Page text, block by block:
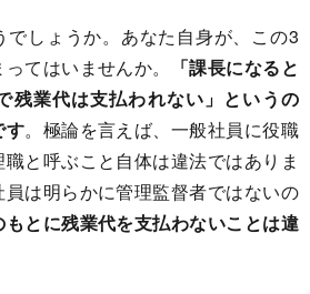
しょうか。あなた自身が、この3
てはいませんか。
「課長になると
残業代は支払われない」というの
す。極論を言えば、一般社員に役職
と呼ぶこと自体は違法ではありま
は明らかに管理監督者ではないの
もとに残業代を支払わないことは違